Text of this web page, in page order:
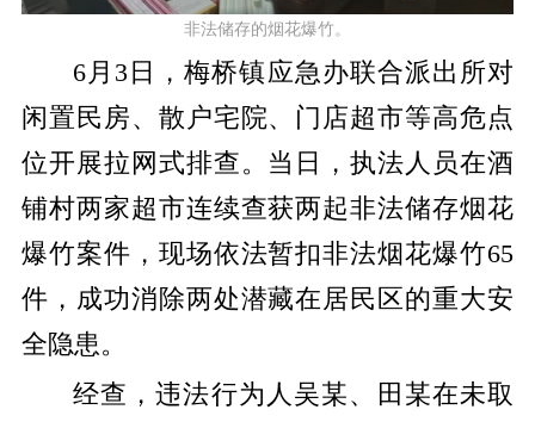
非法储存的烟花爆竹。
6月3日，梅桥镇应急办联合派出所对
闲置民房、散户宅院、门店超市等高危点
位开展拉网式排查。当日，执法人员在酒
铺村两家超市连续查获两起非法储存烟花
爆竹案件，现场依法暂扣非法烟花爆竹65
件，成功消除两处潜藏在居民区的重大安
全隐患。
经查，违法行为人吴某、田某在未取